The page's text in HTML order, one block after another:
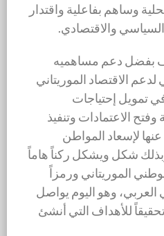
وساهم بفاعلية واقتدار
والاقتصادي.
بفضل دعم مساهميه
لدعم الاقتصاد الموريتاني
تمويل إحتياجات
الاعتمادات وتنفيذ
لإسعاد المواطن
شكل ويشكل ركناً هاماً
الموريتاني ورمزاً
العربي، وهو اليوم يواصل
للأهداف التي أنشئ